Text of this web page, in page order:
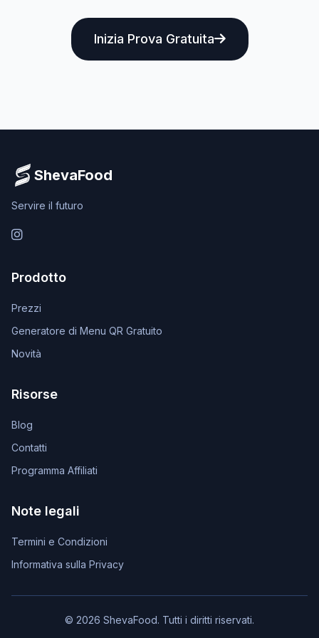
Inizia Prova Gratuita
ShevaFood
Servire il futuro
Instagram
Prodotto
Prezzi
Generatore di Menu QR Gratuito
Novità
Risorse
Blog
Contatti
Programma Affiliati
Note legali
Termini e Condizioni
Informativa sulla Privacy
© 2026 ShevaFood. Tutti i diritti riservati.